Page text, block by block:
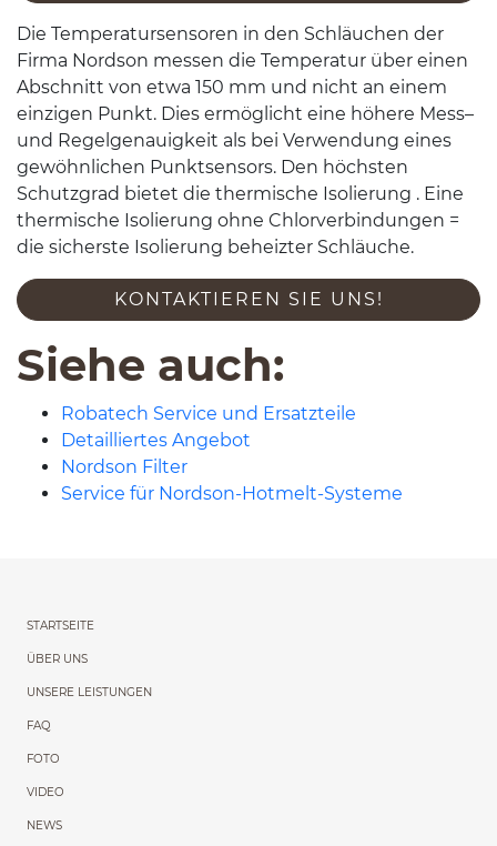
Die Tem­per­atursen­soren in den Schläuchen der
Firma Nord­son messen die Tem­per­atur über einen
Abschnitt von etwa 150 mm und nicht an einem
einzi­gen Punkt. Dies ermöglicht eine höhere Mess–
und Regel­ge­nauigkeit als bei Ver­wen­dung eines
gewöhn­lichen Punk­t­sen­sors. Den höch­sten
Schutz­grad bietet die ther­mis­che Isolierung . Eine
ther­mis­che Isolierung ohne Chlorverbindun­gen =
die sich­er­ste Isolierung beheizter Schläuche.
KON­TAK­TIEREN SIE UNS!
Siehe auch:
Robatech Service und Ersatzteile
Detailliertes Angebot
Nordson Filter
Service für Nordson-​Hotmelt-​Systeme
Menu główne
STARTSEITE
ÜBER UNS
UNSERE LEISTUNGEN
FAQ
FOTO
VIDEO
NEWS